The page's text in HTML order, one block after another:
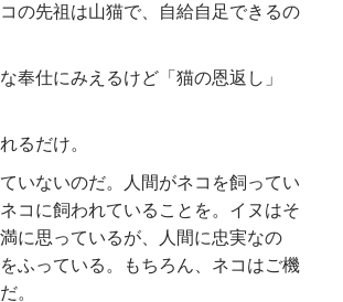
の先祖は山猫で、自給自足できるの
奉仕にみえるけど「猫の恩返し」
るだけ。
いないのだ。人間がネコを飼ってい
コに飼われていることを。イヌはそ
に思っているが、人間に忠実なの
ふっている。もちろん、ネコはご機
。